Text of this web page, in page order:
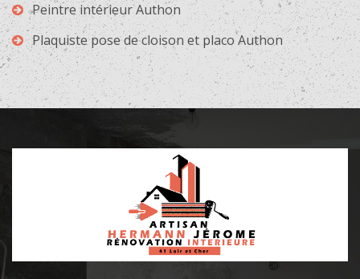
Peintre intérieur Authon
Plaquiste pose de cloison et placo Authon